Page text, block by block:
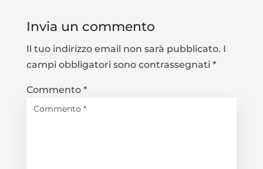
Invia un commento
Il tuo indirizzo email non sarà pubblicato. I
campi obbligatori sono contrassegnati *
Commento *